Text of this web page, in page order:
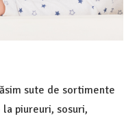
sute de sortimente
piureuri, sosuri,